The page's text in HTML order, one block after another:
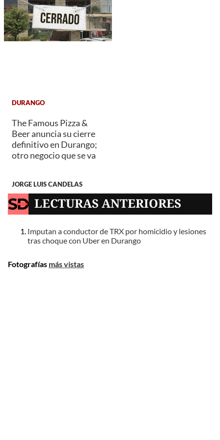
DURANGO
The Famous Pizza &
Beer anuncia su cierre
definitivo en Durango;
otro negocio que se va
JORGE LUIS CANDELAS
LECTURAS ANTERIORES
Imputan a conductor de TRX por homicidio y lesiones
tras choque con Uber en Durango
Fotografías más vistas